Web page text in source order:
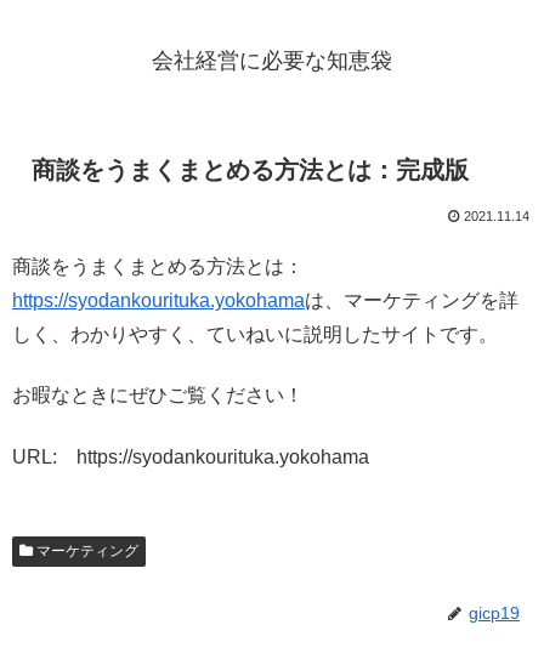
会社経営に必要な知恵袋
商談をうまくまとめる方法とは：完成版
2021.11.14
商談をうまくまとめる方法とは：
https://syodankourituka.yokohamaは、マーケティングを詳
しく、わかりやすく、ていねいに説明したサイトです。
お暇なときにぜひご覧ください！
URL: https://syodankourituka.yokohama
マーケティング
gicp19